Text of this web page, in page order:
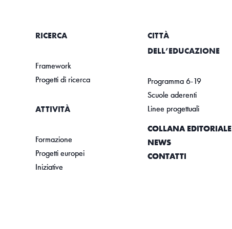
RICERCA
Framework
Progetti di ricerca
ATTIVITÀ
Formazione
Progetti europei
Iniziative
CITTÀ
DELL’EDUCAZIONE
Programma 6-19
Scuole aderenti
Linee progettuali
COLLANA EDITORIALE
NEWS
CONTATTI